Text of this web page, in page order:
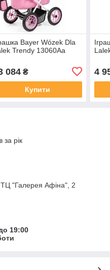
Bayer Wózek Dla
Trendy 13060Aa
084₴
Купити
4
за рік
"Галерея Афіна", 2
19:00